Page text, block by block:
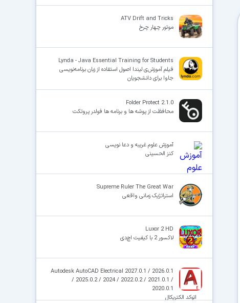
ATV Drift and Tricks
موتور چهار چرخ
Lynda - Java Essential Training for Students
فیلم آموزش‌ی لیندا اصول استفاده از زبان برنامه‌نویسی
جاوا برای دانشجویان
Folder Protect 2.1.0
محافظت از پوشه ها و برنامه ها فولدر پروتکت
آموزش علوم غریبه و دعا نویسی
کنز الحسینی
Supreme Ruler The Great War
استراتژیک زمانی واقعی
Luxor 2 HD
لاکسور 2 با کیفیت اچ‌دی
Autodesk AutoCAD Electrical 2027.0.1 / 2026.0.1
/ 2025.0.2 / 2024 / 2022.0.2 / 2021.0.1 /
2020.0.1
اتوکد الکتریکال